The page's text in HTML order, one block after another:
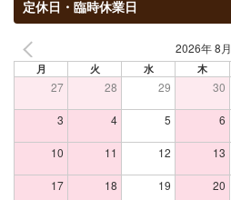
定休日・臨時休業日
2026年 8月
月 火 水 木
27 28 29 30
3 4 5 6
10 11 12 13
17 18 19 20